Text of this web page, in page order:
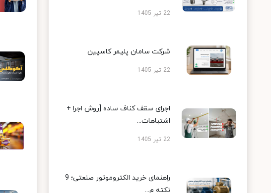
22 تیر 1405
شرکت سامان پلیمر کاسپین
22 تیر 1405
اجرای سقف کناف ساده [روش اجرا +
اشتباهات...
22 تیر 1405
راهنمای خرید الکتروموتور صنعتی؛ 9
نکته م...